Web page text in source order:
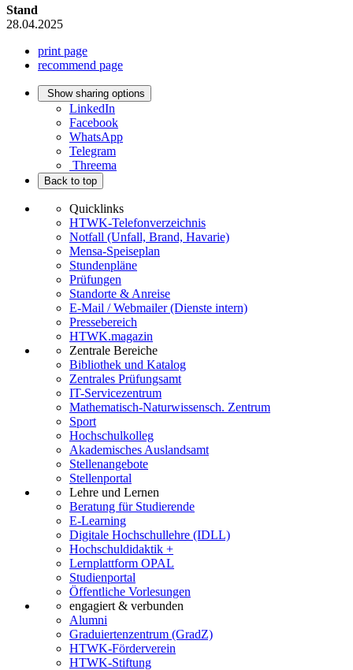
Stand
28.04.2025
print page
recommend page
Show sharing options
LinkedIn
Facebook
WhatsApp
Telegram
Threema
Back to top
Quicklinks
HTWK-Telefonverzeichnis
Notfall (Unfall, Brand, Havarie)
Mensa-Speiseplan
Stundenpläne
Prüfungen
Standorte & Anreise
E-Mail / Webmailer (Dienste intern)
Pressebereich
HTWK.magazin
Zentrale Bereiche
Bibliothek und Katalog
Zentrales Prüfungsamt
IT-Servicezentrum
Mathematisch-Naturwissensch. Zentrum
Sport
Hochschulkolleg
Akademisches Auslandsamt
Stellenangebote
Stellenportal
Lehre und Lernen
Beratung für Studierende
E-Learning
Digitale Hochschullehre (IDLL)
Hochschuldidaktik +
Lernplattform OPAL
Studienportal
Öffentliche Vorlesungen
engagiert & verbunden
Alumni
Graduiertenzentrum (GradZ)
HTWK-Förderverein
HTWK-Stiftung